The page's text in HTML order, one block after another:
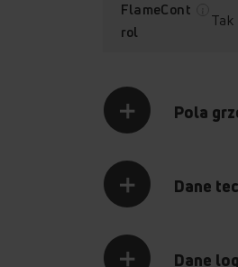
FlameControl
FlameCont
rol
Tak
Pola
Dane
Dane